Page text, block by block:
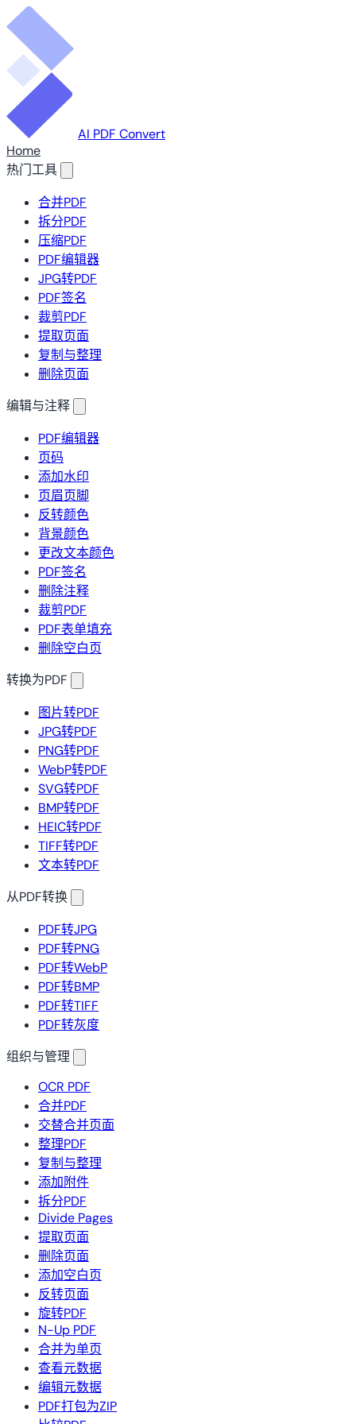
AI PDF Convert
Home
热门工具
合并PDF
拆分PDF
压缩PDF
PDF编辑器
JPG转PDF
PDF签名
裁剪PDF
提取页面
复制与整理
删除页面
编辑与注释
PDF编辑器
页码
添加水印
页眉页脚
反转颜色
背景颜色
更改文本颜色
PDF签名
删除注释
裁剪PDF
PDF表单填充
删除空白页
转换为PDF
图片转PDF
JPG转PDF
PNG转PDF
WebP转PDF
SVG转PDF
BMP转PDF
HEIC转PDF
TIFF转PDF
文本转PDF
从PDF转换
PDF转JPG
PDF转PNG
PDF转WebP
PDF转BMP
PDF转TIFF
PDF转灰度
组织与管理
OCR PDF
合并PDF
交替合并页面
整理PDF
复制与整理
添加附件
拆分PDF
Divide Pages
提取页面
删除页面
添加空白页
反转页面
旋转PDF
N-Up PDF
合并为单页
查看元数据
编辑元数据
PDF打包为ZIP